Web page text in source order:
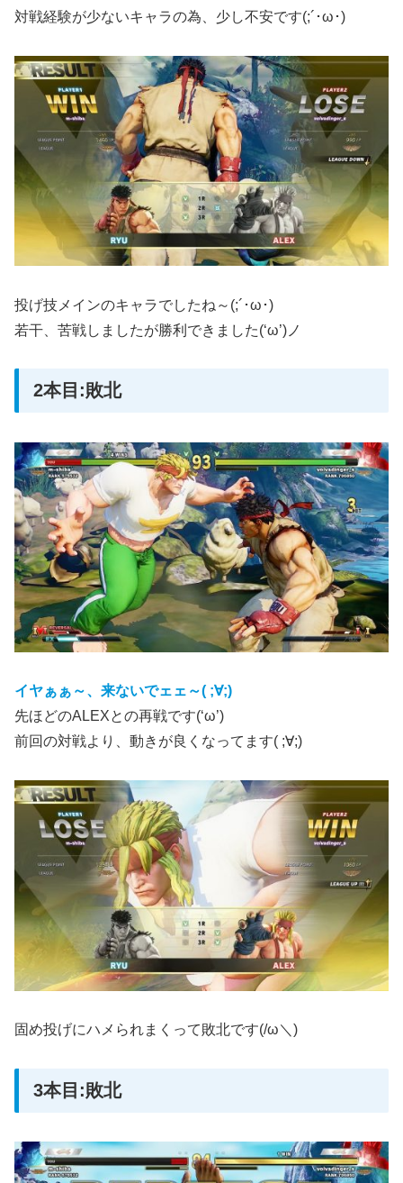
対戦経験が少ないキャラの為、少し不安です(;´･ω･)
投げ技メインのキャラでしたね～(;´･ω･)
若干、苦戦しましたが勝利できました(‘ω’)ノ
2本目:敗北
イヤぁぁ～、来ないでェェ～( ;∀;)
先ほどのALEXとの再戦です(‘ω’)
前回の対戦より、動きが良くなってます( ;∀;)
固め投げにハメられまくって敗北です(/ω＼)
3本目:敗北